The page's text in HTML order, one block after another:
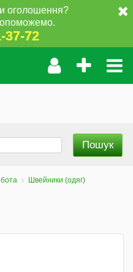
оголошення?
37-72
Швейники (одяг)